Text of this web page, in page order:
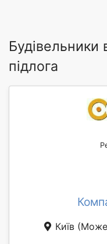
Будівельники
підлога
Київ (Може